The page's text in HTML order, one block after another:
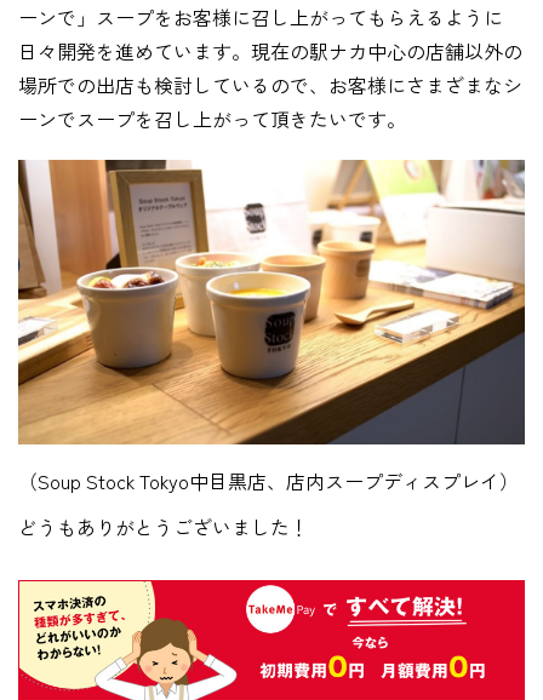
ーンで」スープをお客様に召し上がってもらえるように
日々開発を進めています。現在の駅ナカ中心の店舗以外の
場所での出店も検討しているので、お客様にさまざまなシ
ーンでスープを召し上がって頂きたいです。
（Soup Stock Tokyo中目黒店、店内スープディスプレイ）
どうもありがとうございました！